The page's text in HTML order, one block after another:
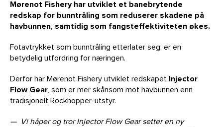
Mørenot Fishery har utviklet et banebrytende
redskap for bunntråling som reduserer skadene på
havbunnen, samtidig som fangsteffektiviteten økes.
Fotavtrykket som bunntråling etterlater seg, er en
betydelig utfordring for næringen.
Derfor har Mørenot Fishery utviklet redskapet
Injector
Flow Gear , som er mer skånsom mot havbunnen enn
tradisjonelt Rockhopper-utstyr.
— Vi håper og tror Injector Flow Gear setter en ny